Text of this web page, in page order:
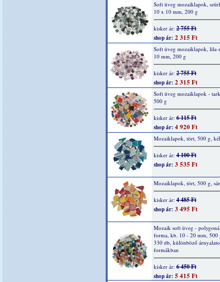
Soft üveg mozaiklapok,
10 x 10 mm, 200 g
kisker ár: 2 755 Ft
shop ár: 2 315 Ft
Soft üveg mozaiklapok,
10 mm, 200 g
kisker ár: 2 755 Ft
shop ár: 2 315 Ft
Soft üveg mozaiklapok -
500 g
kisker ár: 6 115 Ft
shop ár: 4 920 Ft
Mozaiklapok, tört, 500 g,
kisker ár: 4 100 Ft
shop ár: 3 535 Ft
Mozaiklapok, tört, 500 g,
kisker ár: 4 485 Ft
shop ár: 3 495 Ft
Mozaik soft üveg -
forma, kb. 10 - 20 mm, 500
330 db, különböző
formákban
kisker ár: 6 450 Ft
shop ár: 5 415 Ft